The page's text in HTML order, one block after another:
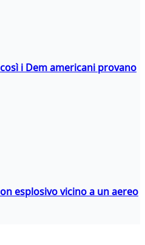
i Dem americani provano
esplosivo vicino a un aereo